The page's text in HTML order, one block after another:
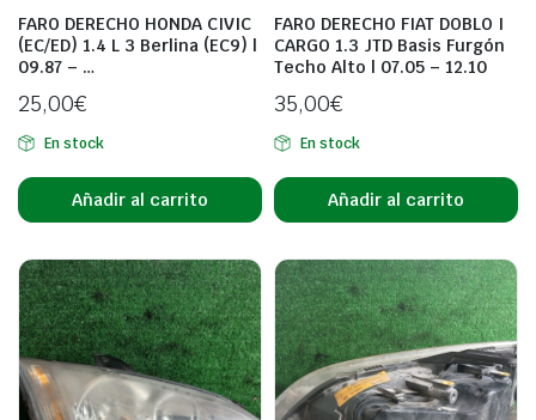
FARO DERECHO HONDA CIVIC
(EC/ED) 1.4 L 3 Berlina (EC9) |
09.87 – …
25,00€
En stock
Añadir al carrito
FARO DERECHO FIAT DOBLO I
CARGO 1.3 JTD Basis Furgón
Techo Alto | 07.05 – 12.10
35,00€
En stock
Añadir al carrito